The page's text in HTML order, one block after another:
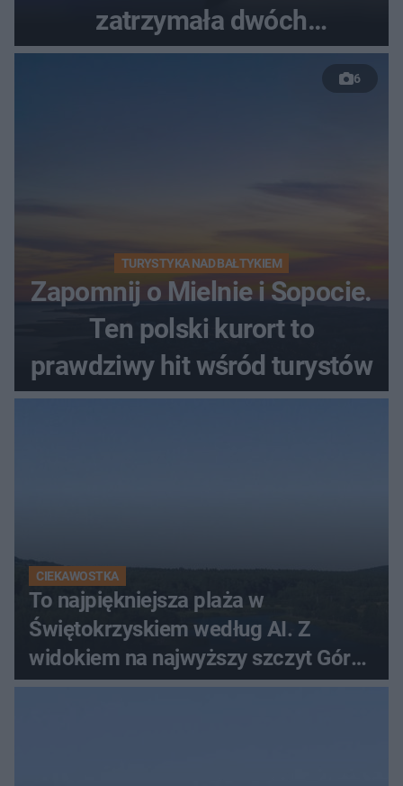
zatrzymała dwóch
nastolatków
6
TURYSTYKA NAD BAŁTYKIEM
Zapomnij o Mielnie i Sopocie.
Ten polski kurort to
prawdziwy hit wśród turystów
CIEKAWOSTKA
To najpiękniejsza plaża w
Świętokrzyskiem według AI. Z
widokiem na najwyższy szczyt Gór
Świętokrzyskich